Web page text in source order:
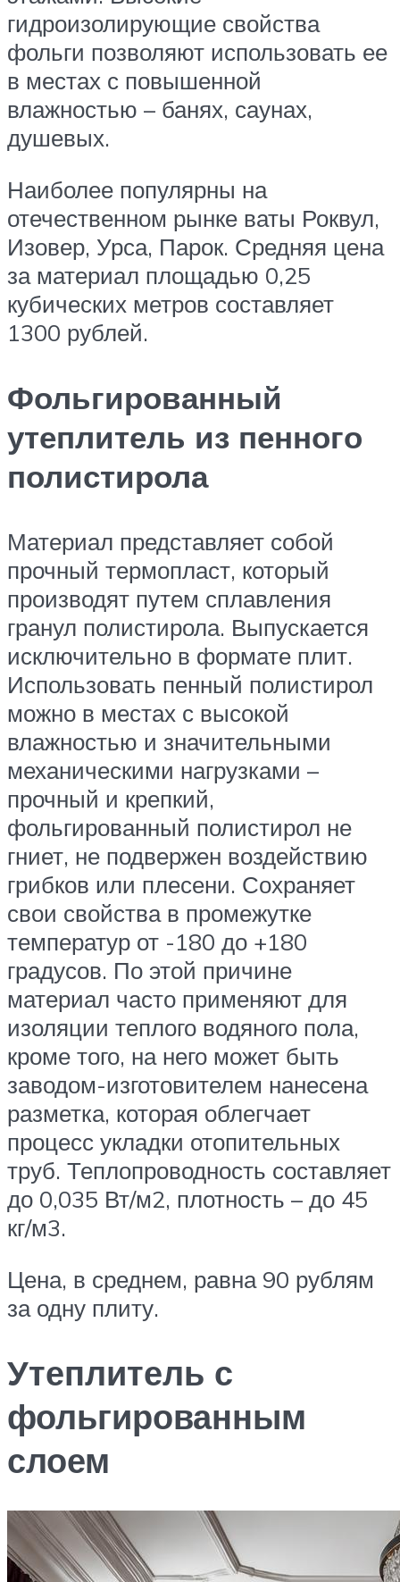
гидроизолирующие свойства
фольги позволяют использовать ее
в местах с повышенной
влажностью – банях, саунах,
душевых.
Наиболее популярны на
отечественном рынке ваты Роквул,
Изовер, Урса, Парок. Средняя цена
за материал площадью 0,25
кубических метров составляет
1300 рублей.
Фольгированный
утеплитель из пенного
полистирола
Материал представляет собой
прочный термопласт, который
производят путем сплавления
гранул полистирола. Выпускается
исключительно в формате плит.
Использовать пенный полистирол
можно в местах с высокой
влажностью и значительными
механическими нагрузками –
прочный и крепкий,
фольгированный полистирол не
гниет, не подвержен воздействию
грибков или плесени. Сохраняет
свои свойства в промежутке
температур от -180 до +180
градусов. По этой причине
материал часто применяют для
изоляции теплого водяного пола,
кроме того, на него может быть
заводом-изготовителем нанесена
разметка, которая облегчает
процесс укладки отопительных
труб. Теплопроводность составляет
до 0,035 Вт/м2, плотность – до 45
кг/м3.
Цена, в среднем, равна 90 рублям
за одну плиту.
Утеплитель с
фольгированным
слоем